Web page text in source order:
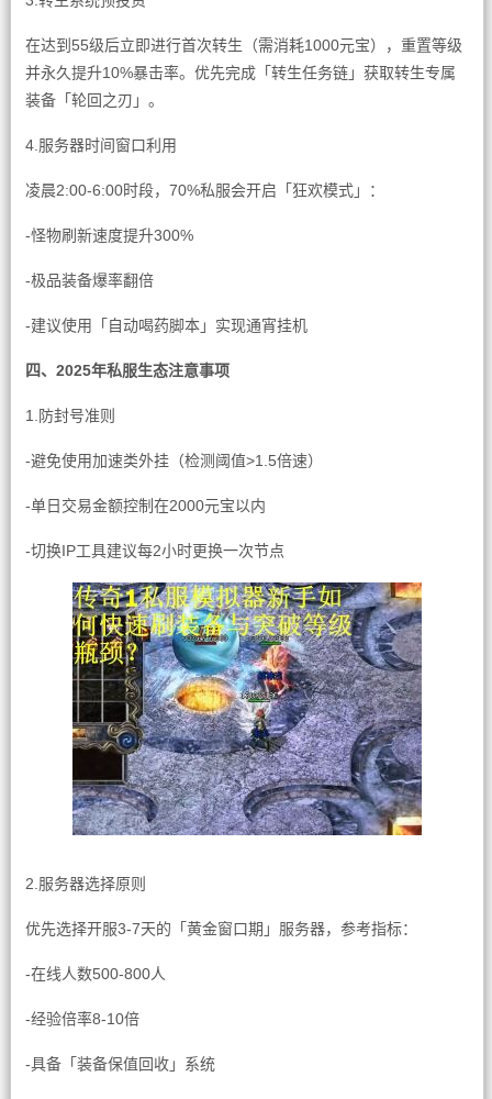
在达到55级后立即进行首次转生（需消耗1000元宝），重置等级
并永久提升10%暴击率。优先完成「转生任务链」获取转生专属
装备「轮回之刃」。
4.服务器时间窗口利用
凌晨2:00-6:00时段，70%私服会开启「狂欢模式」：
-怪物刷新速度提升300%
-极品装备爆率翻倍
-建议使用「自动喝药脚本」实现通宵挂机
四、2025年私服生态注意事项
1.防封号准则
-避免使用加速类外挂（检测阈值>1.5倍速）
-单日交易金额控制在2000元宝以内
-切换IP工具建议每2小时更换一次节点
2.服务器选择原则
优先选择开服3-7天的「黄金窗口期」服务器，参考指标：
-在线人数500-800人
-经验倍率8-10倍
-具备「装备保值回收」系统